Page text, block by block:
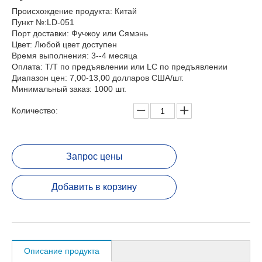
Происхождение продукта: Китай
Пункт №:LD-051
Порт доставки: Фучжоу или Сямэнь
Цвет: Любой цвет доступен
Время выполнения: 3--4 месяца
Оплата: T/T по предъявлении или LC по предъявлении
Диапазон цен: 7,00-13,00 долларов США/шт.
Минимальный заказ: 1000 шт.
Количество:
Запрос цены
Добавить в корзину
Описание продукта